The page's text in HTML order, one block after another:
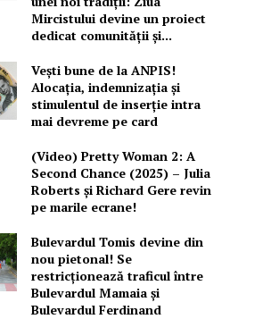
Mircistului devine un proiect
dedicat comunității și...
Vești bune de la ANPIS!
Alocația, indemnizația și
stimulentul de inserție intra
mai devreme pe card
(Video) Pretty Woman 2: A
Second Chance (2025) – Julia
Roberts și Richard Gere revin
pe marile ecrane!
Bulevardul Tomis devine din
nou pietonal! Se
restricționează traficul între
Bulevardul Mamaia și
Bulevardul Ferdinand